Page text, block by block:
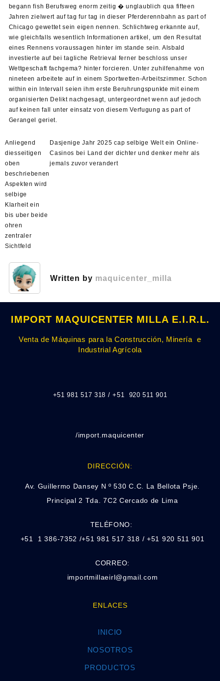
begann fish Berufsweg enorm zeitig � unglaublich qua fifteen
Jahren zielwert auf tag fur tag in dieser Pferderennbahn as part of
Chicago gewettet sein eigen nennen. Schlichtweg erkannte auf,
wie gleichfalls wesentlich Informationen artikel, um den Resultat
eines Rennens voraussagen hinter im stande sein. Alsbald
investierte auf bei tagliche Retrieval ferner beschloss unser
Wettgeschaft fachgema? hinter forcieren. Unter zuhilfenahme von
nineteen arbeitete auf in einem Sportwetten-Arbeitszimmer. Schon
within ein Intervall seien ihm erste Beruhrungspunkte mit einem
organisierten Delikt nachgesagt, untergeordnet wenn auf jedoch
auf keinen fall unter einsatz von diesem Verfugung as part of
Gerangel geriet.
Anliegend
diesseitigen
oben
beschriebenen
Aspekten wird
selbige
Klarheit ein
bis uber beide
ohren
zentraler
Sichtfeld
Dasjenige Jahr 2025 cap selbige Welt ein Online-
Casinos bei Land der dichter und denker mehr als
jemals zuvor verandert
Written by maquicenter_milla
IMPORT MAQUICENTER MILLA E.I.R.L.
Venta de Máquinas para la Construcción, Minería e
Industrial Agrícola
+51 981 517 318 / +51 920 511 901
/import.maquicenter
DIRECCIÓN:
Av. Guillermo Dansey N º 530 C.C. La Bellota Psje.
Principal 2 Tda. 7C2 Cercado de Lima
TELÉFONO:
+51 1 386-7352 /+51 981 517 318 / +51 920 511 901
CORREO:
importmillaeirl@gmail.com
ENLACES
INICIO
NOSOTROS
PRODUCTOS